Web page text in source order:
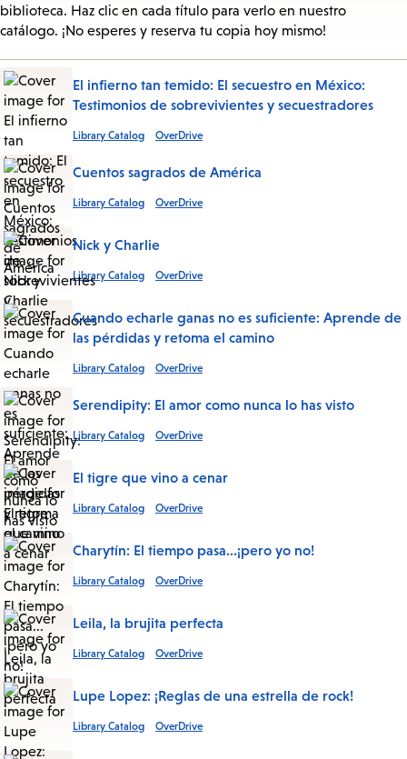
biblioteca. Haz clic en cada título para verlo en nuestro
catálogo. ¡No esperes y reserva tu copia hoy mismo!
El infierno tan temido: El secuestro en México:
Testimonios de sobrevivientes y secuestradores
Library Catalog OverDrive
Cuentos sagrados de América
Library Catalog OverDrive
Nick y Charlie
Library Catalog OverDrive
Cuando echarle ganas no es suficiente: Aprende de
las pérdidas y retoma el camino
Library Catalog OverDrive
Serendipity: El amor como nunca lo has visto
Library Catalog OverDrive
El tigre que vino a cenar
Library Catalog OverDrive
Charytín: El tiempo pasa...¡pero yo no!
Library Catalog OverDrive
Leila, la brujita perfecta
Library Catalog OverDrive
Lupe Lopez: ¡Reglas de una estrella de rock!
Library Catalog OverDrive